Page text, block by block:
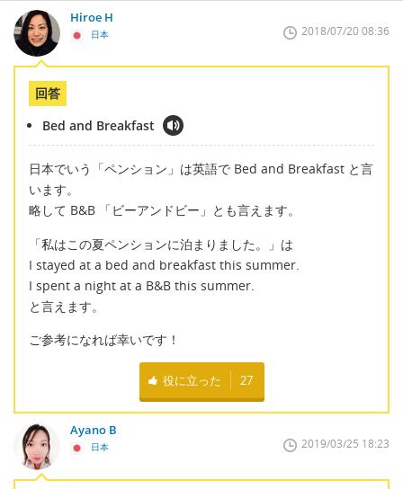
Hiroe H
日本 2018/07/20 08:36
回答
Bed and Breakfast
日本でいう「ペンション」は英語で Bed and Breakfast と言
います。
略して B&B 「ビーアンドビー」とも言えます。
「私はこの夏ペンションに泊まりました。」は
I stayed at a bed and breakfast this summer.
I spent a night at a B&B this summer.
と言えます。
ご参考になれば幸いです！
役に立った 27
Ayano B
日本 2019/03/25 18:23